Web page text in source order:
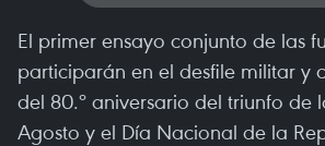
El primer ensayo conjunto de las
participarán en el desfile militar y
del 80.º aniversario del triunfo de
Agosto y el Día Nacional de la